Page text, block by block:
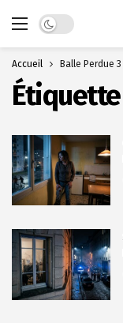
Dark mode
Accueil Balle Perdue 3